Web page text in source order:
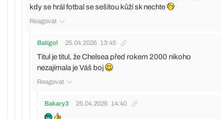
kdy se hrál fotbal se sešitou kůží sk nechte
Reagovat
Batigol 25.04.2026 13:45
Titul je titul, že Chelsea před rokem 2000 nikoho
nezajímala je Váš boj
Reagovat
Bakary3 25.04.2026 14:40